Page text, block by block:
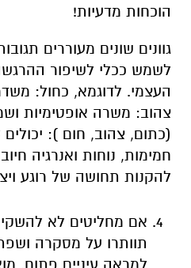
הוכחות מדעיות!
גוונים שונים מעוררים
לשמש ככלי לשיפור
העצמי. לדוגמא, כחול:
צהוב: משרה אופטימיות
(כתום, צהוב, חום ):
חמימות, נוחות ואנרגיה
להקנות תחושה של רוגע
אם מחליטים לא
תוותרו על מסקרה
למראה עיניים פתוח,